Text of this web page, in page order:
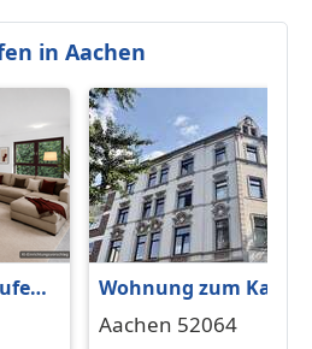
in Aachen
Wohnung zum
in Aachen 79.990 € 27
Aachen 52064